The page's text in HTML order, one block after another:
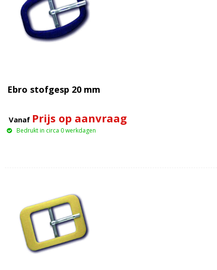
Ebro stofgesp 20 mm
Vanaf Prijs op aanvraag
Bedrukt in circa 0 werkdagen